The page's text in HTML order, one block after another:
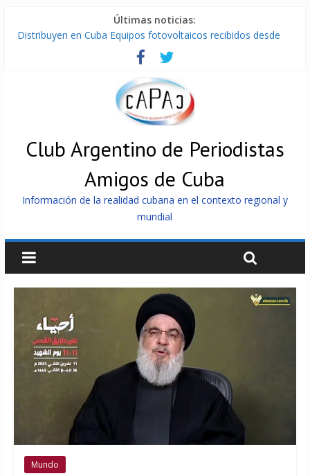
Últimas noticias:
Distribuyen en Cuba Equipos fotovoltaicos recibidos desde
La ONU condena medidas de EE.UU contra Cuba
Cuba alerta sobre doctrina militar de dominación de EEUU
Nuevas sanciones de EEUU contra Cuba apuntan a la
cooperación militar con Rusia y China
Brutal represión contra los que marchan para que no se
venda la patria
Club Argentino de Periodistas
Amigos de Cuba
Información de la realidad cubana en el contexto regional y
mundial
Mundo